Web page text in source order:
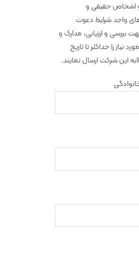
اشخاص حقیقی و
واجد شرایط دعوت
و ارزیابی، مدارک و
نیاز را حداکثر تا تاریخ